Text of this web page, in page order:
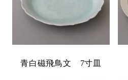
青白磁飛鳥文 7寸皿